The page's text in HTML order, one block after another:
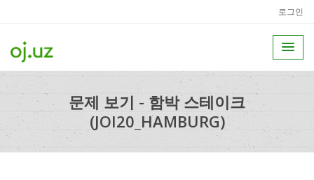
로그인
문제 보기 - 함박 스테이크
(JOI20_HAMBURG)